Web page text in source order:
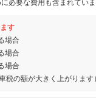
必要な費用も含まれてい
す
場合
場合
場合
税の額が大きく上がります）